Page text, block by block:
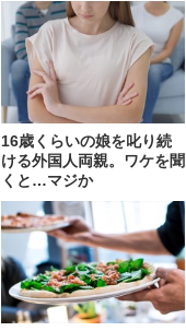
16歳くらいの娘を叱り続
ける外国人両親。ワケを聞
くと…マジか